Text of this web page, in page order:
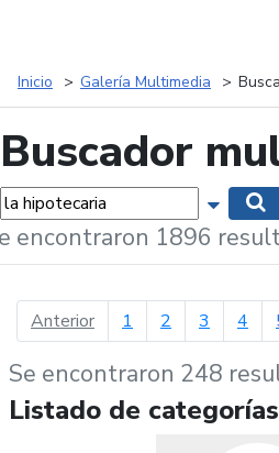
Inicio Galería Multimedia
Buscador
encontraron 1896
Anteriorpágina anterior
1 2 3 4
Se encontraron 248
Listado de categorías